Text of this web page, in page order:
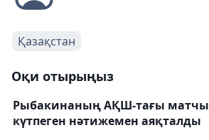
Қазақстан
Оқи отырыңыз
Рыбакинаның АҚШ-тағы матчы
күтпеген нәтижемен аяқталды